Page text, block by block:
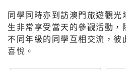
同學同時亦到訪澳門旅遊觀
生非常享受當天的參觀活動
不同年級的同學互相交流，彼
喜悅。